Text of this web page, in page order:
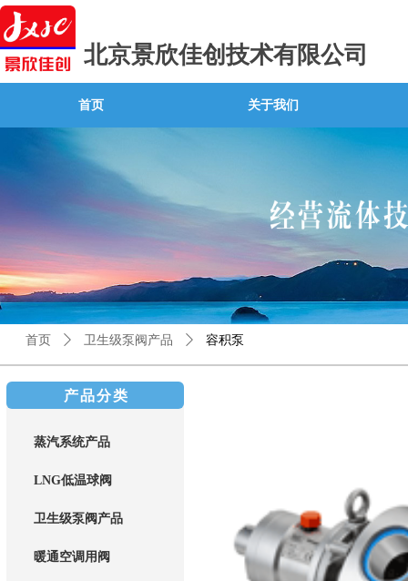
北京景欣佳创技术有限公司
首页 关于我们
首页 ꄲ 卫生级泵阀产品 ꄲ 容积泵
产品分类
蒸汽系统产品
LNG低温球阀
卫生级泵阀产品
暖通空调用阀